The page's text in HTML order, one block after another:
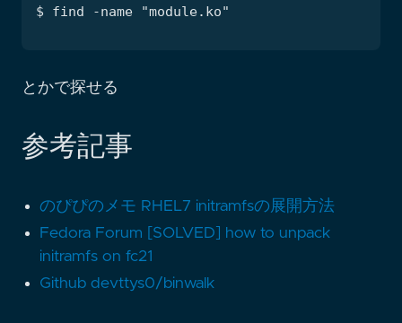
とかで探せる
参考記事
のぴぴのメモ RHEL7 initramfsの展開方法
Fedora Forum [SOLVED] how to unpack
initramfs on fc21
Github devttys0/binwalk